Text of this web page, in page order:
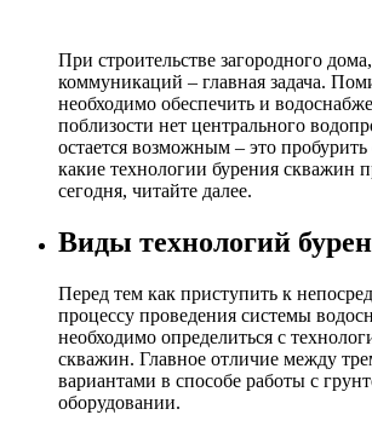
При строительстве загородного
коммуникаций – главная задача.
необходимо обеспечить и
поблизости нет центрального
остается возможным – это
какие технологии бурения скважин
сегодня, читайте далее.
Виды технологий
Перед тем как приступить к
процессу проведения системы
необходимо определиться с
скважин. Главное отличие между
вариантами в способе работы с
оборудовании.